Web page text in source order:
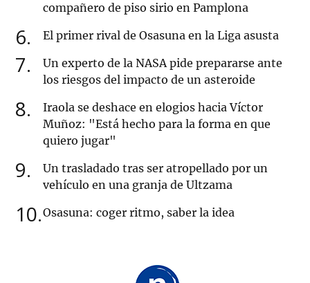
compañero de piso sirio en Pamplona
6 El primer rival de Osasuna en la Liga asusta
7
Un experto de la NASA pide prepararse ante
los riesgos del impacto de un asteroide
8
Iraola se deshace en elogios hacia Víctor
Muñoz: "Está hecho para la forma en que
quiero jugar"
9
Un trasladado tras ser atropellado por un
vehículo en una granja de Ultzama
10 Osasuna: coger ritmo, saber la idea